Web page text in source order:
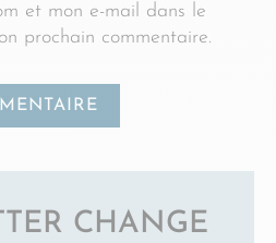
et mon e-mail dans le
prochain commentaire.
CHANGE